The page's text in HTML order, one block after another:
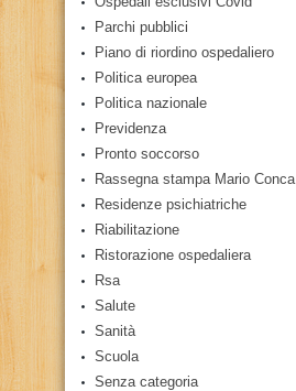
Parchi pubblici
Piano di riordino ospedaliero
Politica europea
Politica nazionale
Previdenza
Pronto soccorso
Rassegna stampa Mario Conca
Residenze psichiatriche
Riabilitazione
Ristorazione ospedaliera
Rsa
Salute
Sanità
Scuola
Senza categoria